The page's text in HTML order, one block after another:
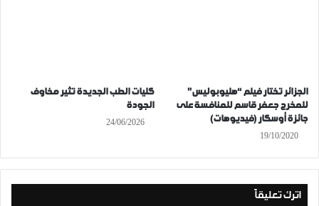
الجزائر تختار فيلم “هليوبوليس”
للمخرج جعفر قاسم للمنافسة على
جائزة أوسكار (فيديوهات)
19/10/2020
كليات الطب الجديدة تثير مخاوف
الجودة
24/06/2026
اترك تعليقاً